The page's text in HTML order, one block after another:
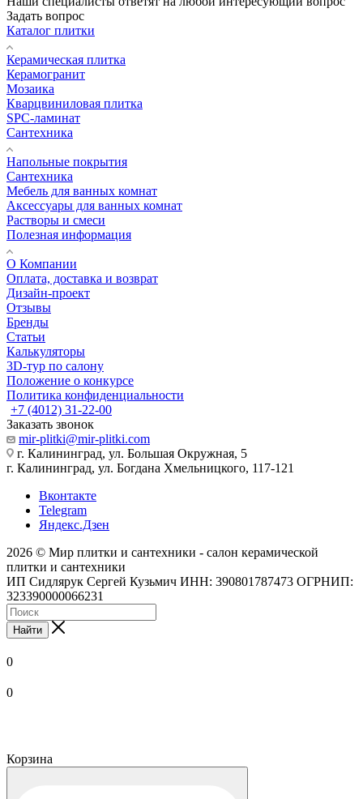
Задать вопрос
Каталог плитки
Керамическая плитка
Керамогранит
Мозаика
Кварцвиниловая плитка
SPC-ламинат
Сантехника
Напольные покрытия
Сантехника
Мебель для ванных комнат
Аксессуары для ванных комнат
Растворы и смеси
Полезная информация
О Компании
Оплата, доставка и возврат
Дизайн-проект
Отзывы
Бренды
Статьи
Калькуляторы
3D-тур по салону
Положение о конкурсе
Политика конфиденциальности
+7 (4012) 31-22-00
Заказать звонок
mir-plitki@mir-plitki.com
г. Калининград, ул. Большая Окружная, 5
г. Калининград, ул. Богдана Хмельницкого, 117-121
Вконтакте
Telegram
Яндекс.Дзен
2026 © Мир плитки и сантехники - салон керамической
плитки и сантехники
ИП Сидлярук Сергей Кузьмич ИНН: 390801787473 ОГРНИП:
323390000066231
Найти
0
0
Корзина